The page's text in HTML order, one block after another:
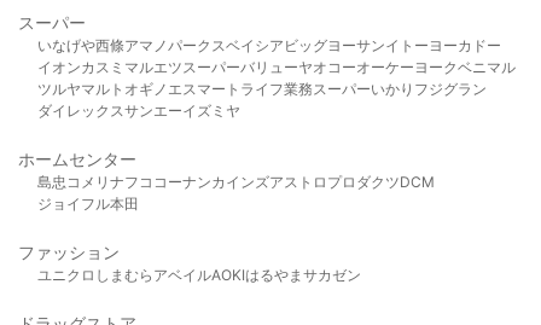
スーパー
いなげや西條アマノパークスベイシア ビッグヨーサンイトーヨーカドー
イオンカスミ マルエツスーパーバリューヤオコーオーケー ヨークベニマル
ツルヤマルト オギノ エスマート ライフ業務スーパーいかり フジグラン
ダイレックスサンエーイズミヤ
ホームセンター
島忠 コメリ ナフコ コーナンカインズアストロプロダクツDCM
ジョイフル本田
ファッション
ユニクロ しまむら アベイルAOKIはるやま サカゼン